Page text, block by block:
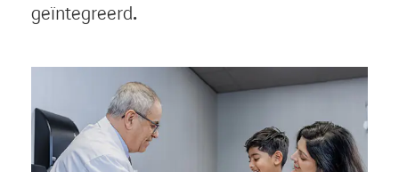
geïntegreerd.